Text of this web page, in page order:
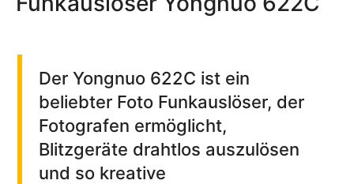
Der Yongnuo 622C ist ein
beliebter Foto Funkauslöser, der
Fotografen ermöglicht,
Blitzgeräte drahtlos auszulösen
und so kreative